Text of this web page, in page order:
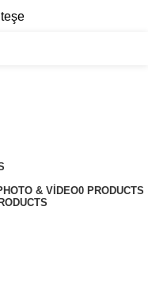
& VIDEO0 PRODUCTS